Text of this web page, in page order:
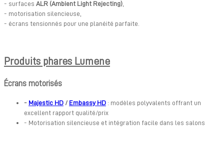
- surfaces ALR (Ambient Light Rejecting)
- motorisation silencieuse,
- écrans tensionnés pour une planéité parfaite.
Produits phares Lumene
Écrans motorisés
- Majestic HD / Embassy HD : modèles polyvalents offrant un
excellent rapport qualité/prix
- Motorisation silencieuse et intégration facile dans les salons